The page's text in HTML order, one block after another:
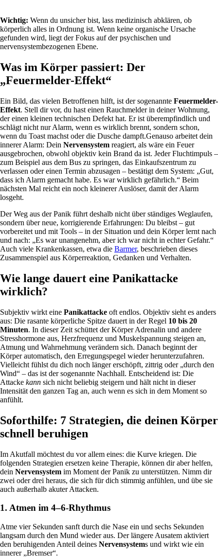
Wichtig: Wenn du unsicher bist, lass medizinisch abklären, ob
körperlich alles in Ordnung ist. Wenn keine organische Ursache
gefunden wird, liegt der Fokus auf der psychischen und
nervensystembezogenen Ebene.
Was im Körper passiert: Der
„Feuermelder-Effekt“
Ein Bild, das vielen Betroffenen hilft, ist der sogenannte Feuermelder-
Effekt. Stell dir vor, du hast einen Rauchmelder in deiner Wohnung,
der einen kleinen technischen Defekt hat. Er ist überempfindlich und
schlägt nicht nur Alarm, wenn es wirklich brennt, sondern schon,
wenn du Toast machst oder die Dusche dampft.Genauso arbeitet dein
innerer Alarm: Dein Nervensystem reagiert, als wäre ein Feuer
ausgebrochen, obwohl objektiv kein Brand da ist. Jeder Fluchtimpuls –
zum Beispiel aus dem Bus zu springen, das Einkaufszentrum zu
verlassen oder einen Termin abzusagen – bestätigt dem System: „Gut,
dass ich Alarm gemacht habe. Es war wirklich gefährlich.“ Beim
nächsten Mal reicht ein noch kleinerer Auslöser, damit der Alarm
losgeht.
Der Weg aus der Panik führt deshalb nicht über ständiges Weglaufen,
sondern über neue, korrigierende Erfahrungen: Du bleibst – gut
vorbereitet und mit Tools – in der Situation und dein Körper lernt nach
und nach: „Es war unangenehm, aber ich war nicht in echter Gefahr.“
Auch viele Krankenkassen, etwa die Barmer, beschrieben dieses
Zusammenspiel aus Körperreaktion, Gedanken und Verhalten.
Wie lange dauert eine Panikattacke
wirklich?
Subjektiv wirkt eine Panikattacke oft endlos. Objektiv sieht es anders
aus: Die rasante körperliche Spitze dauert in der Regel 10 bis 20
Minuten. In dieser Zeit schüttet der Körper Adrenalin und andere
Stresshormone aus, Herzfrequenz und Muskelspannung steigen an,
Atmung und Wahrnehmung verändern sich. Danach beginnt der
Körper automatisch, den Erregungspegel wieder herunterzufahren.
Vielleicht fühlst du dich noch länger erschöpft, zittrig oder „durch den
Wind“ – das ist der sogenannte Nachhall. Entscheidend ist: Die
Attacke kann sich nicht beliebig steigern und hält nicht in dieser
Intensität den ganzen Tag an, auch wenn es sich in dem Moment so
anfühlt.
Soforthilfe: 7 Strategien, die deinen Körper
schnell beruhigen
Im Akutfall möchtest du vor allem eines: die Kurve kriegen. Die
folgenden Strategien ersetzen keine Therapie, können dir aber helfen,
dein Nervensystem im Moment der Panik zu unterstützen. Nimm dir
zwei oder drei heraus, die sich für dich stimmig anfühlen, und übe sie
auch außerhalb akuter Attacken.
1. Atmen im 4–6-Rhythmus
Atme vier Sekunden sanft durch die Nase ein und sechs Sekunden
langsam durch den Mund wieder aus. Der längere Ausatem aktiviert
den beruhigenden Anteil deines Nervensystems und wirkt wie ein
innerer „Bremser“.